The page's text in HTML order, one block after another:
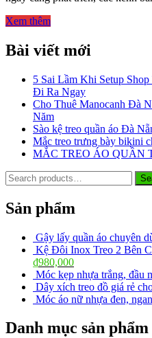
Xem thêm
Bài viết mới
5 Sai Lầm Khi Setup
Đi Ra Ngay
Cho Thuê Manocanh Đà
Năm
Sào kệ treo quần áo Đà
Mắc treo trưng bày bikini
MẮC TREO ÁO QUẦN
Search
for:
Sản phẩm
Gậy lấy quần áo chuyên
Kệ Đôi Inox Treo 2 Bên
₫980,000
Móc kẹp nhựa trắng, đầu
Dây xích treo đồ giá rẻ
Móc áo nữ nhựa đen,
Danh mục sản phẩm